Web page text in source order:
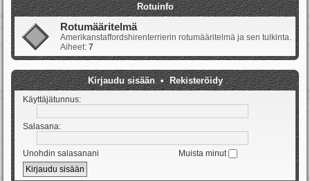
Rotuinfo
Rotumääritelmä
Amerikanstaffordshirenterrierin rotumääritelmä ja sen tulkinta.
Aiheet: 7
Kirjaudu sisään•Rekisteröidy
Käyttäjätunnus:
Salasana:
Unohdin salasanani Muista minut